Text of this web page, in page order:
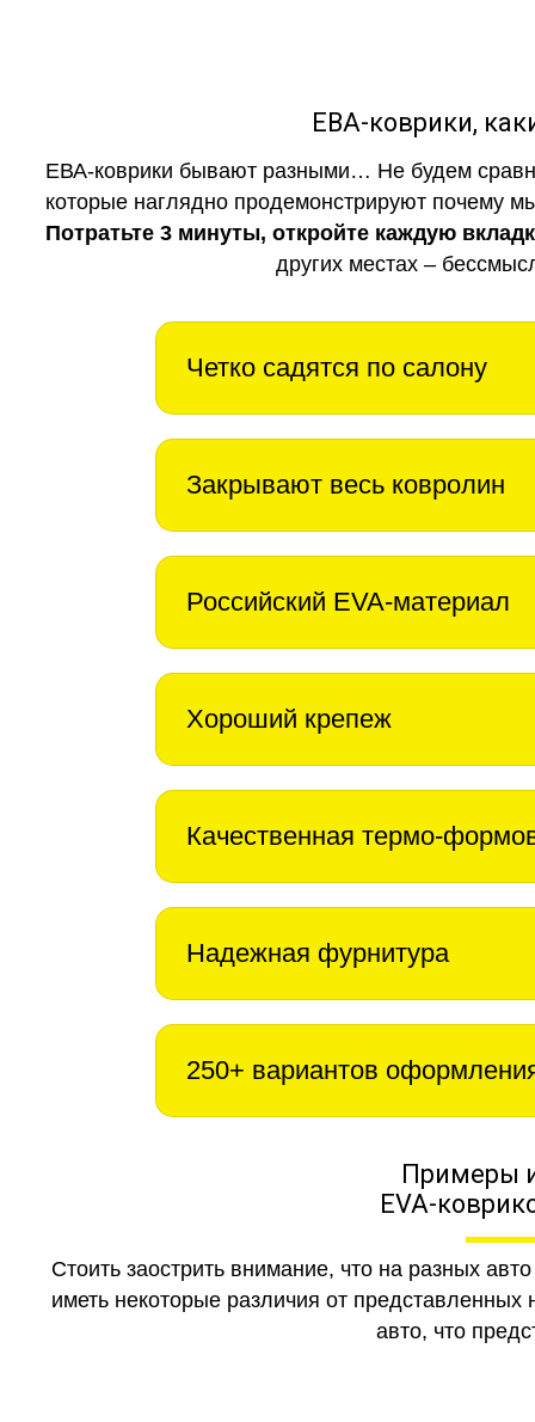
ЕВА-коврики,
ЕВА-коврики бывают разными… Не будем
которые наглядно продемонстрируют почему
Потратьте 3 минуты, откройте каждую
других местах –
Четко садятся по салону
Закрывают весь ковролин
Российский EVA-материал
Хороший крепеж
Качественная термо-
Надежная фурнитура
250+ вариантов
Примеры
EVA-
Стоить заострить внимание, что на разных
иметь некоторые различия от
авто, что